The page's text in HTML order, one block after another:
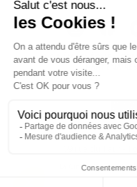
LA CINÉMATHÈQUE ·
PARTENAIRES
La
La Cinémathèque de